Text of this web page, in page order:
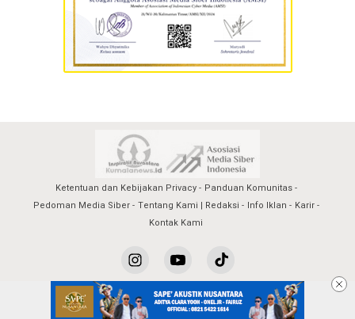
Ketentuan dan Kebijakan Privacy
Panduan Komunitas
Pedoman Media Siber
Tentang Kami | Redaksi Info Iklan
Karir
Kontak Kami
kumalanews@2023